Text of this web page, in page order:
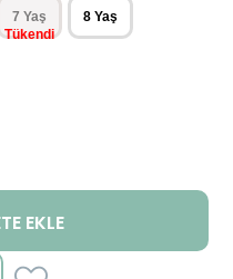
7 Yaş 8 Yaş